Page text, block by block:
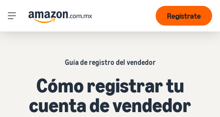
Regístrate
Guía de registro del vendedor
Cómo registrar tu
cuenta de vendedor